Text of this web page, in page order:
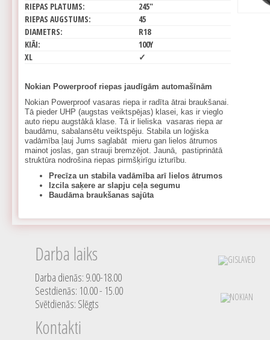
RIEPAS PLATUMS:
245"
RIEPAS AUGSTUMS:
45
DIAMETRS:
R18
KIĀI:
100Y
XL
✓
Nokian Powerproof riepas jaudīgām automašīnām
Nokian Powerproof vasaras riepa ir radīta ātrai braukšanai.
Tā pieder UHP (augstas veiktspējas) klasei, kas ir vieglo
auto riepu augstākā klase. Tā ir lieliska vasaras riepa ar
baudāmu, sabalansētu veiktspēju. Stabila un loģiska
vadāmība ļauj Jums saglabāt mieru gan lielos ātrumos
mainot joslas, gan strauji bremzējot. Jaunā, pastiprinātā
struktūra nodrošina riepas pirmšķirīgu izturību.
Precīza un stabila vadāmība arī lielos ātrumos
Izcila saķere ar slapju ceļa segumu
Baudāma braukšanas sajūta
Darba laiks
Darba dienās: 9.00-18.00
Sestdienās: 10.00 - 15.00
Svētdienās: Slēgts
Kontakti